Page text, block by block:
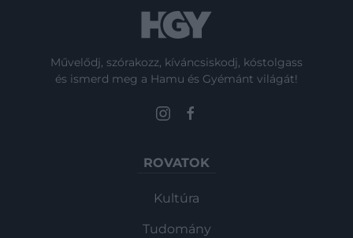
Művelődj, szórakozz, kíváncsiskodj, kóstolgass
és ismerd meg a Hamu és Gyémánt világát!
ROVATOK
Kultúra
Tudomány